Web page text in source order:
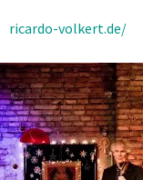
FLAMENCO
ricardo-volkert.de/